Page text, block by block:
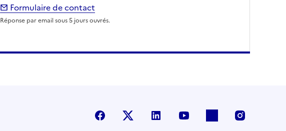
Formulaire de contact
Réponse par email sous 5 jours ouvrés.
FacebookX (anciennement Twitter)
LinkedIn Flickr